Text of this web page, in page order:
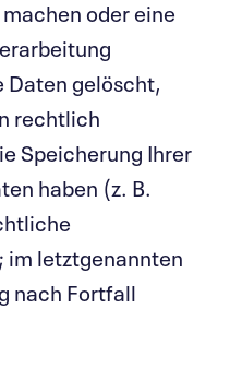
oder eine
gelöscht,
rechtlich
Speicherung Ihrer
haben (z. B.
letztgenannten
nach Fortfall